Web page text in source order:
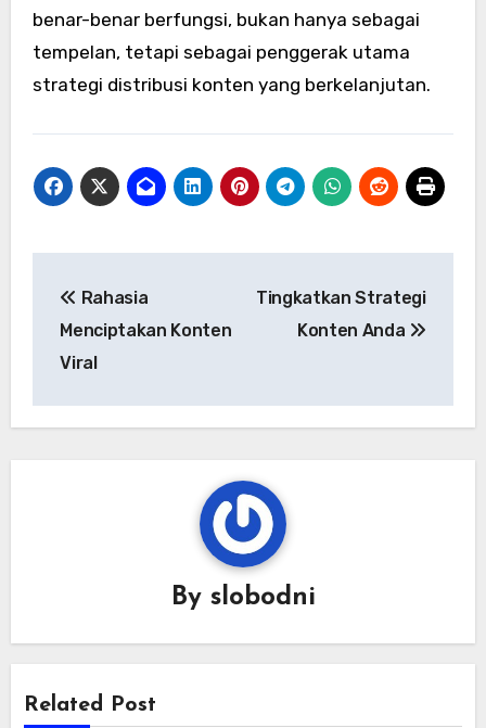
benar-benar berfungsi, bukan hanya sebagai
tempelan, tetapi sebagai penggerak utama
strategi distribusi konten yang berkelanjutan.
pos
Rahasia
Menciptakan Konten
Viral
Tingkatkan Strategi
Konten Anda
By slobodni
Related Post